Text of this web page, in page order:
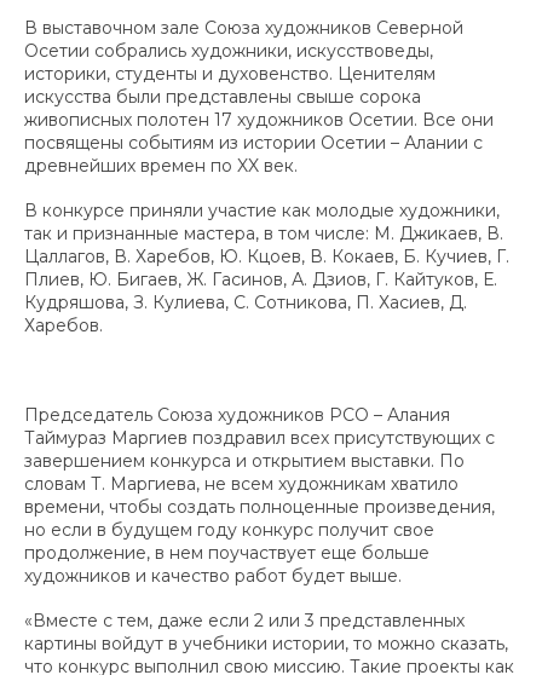
В выставочном зале Союза художников Северной
Осетии собрались художники, искусствоведы,
историки, студенты и духовенство. Ценителям
искусства были представлены свыше сорока
живописных полотен 17 художников Осетии. Все они
посвящены событиям из истории Осетии – Алании с
древнейших времен по XX век.
В конкурсе приняли участие как молодые художники,
так и признанные мастера, в том числе: М. Джикаев, В.
Цаллагов, В. Харебов, Ю. Кцоев, В. Кокаев, Б. Кучиев, Г.
Плиев, Ю. Бигаев, Ж. Гасинов, А. Дзиов, Г. Кайтуков, Е.
Кудряшова, З. Кулиева, С. Сотникова, П. Хасиев, Д.
Харебов.
Председатель Союза художников РСО – Алания
Таймураз Маргиев поздравил всех присутствующих с
завершением конкурса и открытием выставки. По
словам Т. Маргиева, не всем художникам хватило
времени, чтобы создать полноценные произведения,
но если в будущем году конкурс получит свое
продолжение, в нем поучаствует еще больше
художников и качество работ будет выше.
«Вместе с тем, даже если 2 или 3 представленных
картины войдут в учебники истории, то можно сказать,
что конкурс выполнил свою миссию. Такие проекты как